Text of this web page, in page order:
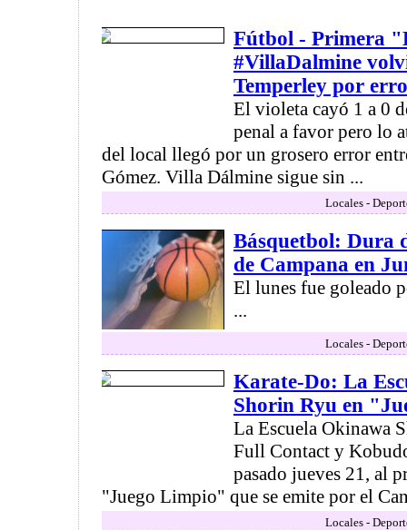
Fútbol - Primera
#VillaDalmine
Temperley por
El violeta cayó 1 a 0
penal a favor pero lo
del local llegó por un grosero error
Gómez. Villa Dálmine sigue sin ...
Locales -
Básquetbol: Dura
de Campana en
El lunes fue goleado
...
Locales -
Karate-Do: La
Shorin Ryu en
La Escuela Okinawa
Full Contact y
pasado jueves 21, al
"Juego Limpio" que se emite por el
Locales -